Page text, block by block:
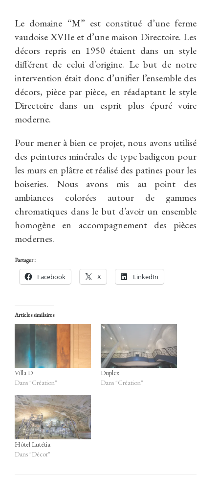
faire
Le domaine “M” est constitué d’une ferme
vaudoise XVIIe et d’une maison Directoire. Les
décors repris en 1950 étaient dans un style
différent de celui d’origine. Le but de notre
intervention était donc d’unifier l’ensemble des
décors, pièce par pièce, en réadaptant le style
Directoire dans un esprit plus épuré voire
moderne.
Pour mener à bien ce projet, nous avons utilisé
des peintures minérales de type badigeon pour
les murs en plâtre et réalisé des patines pour les
boiseries. Nous avons mis au point des
ambiances colorées autour de gammes
chromatiques dans le but d’avoir un ensemble
homogène en accompagnement des pièces
modernes.
Partager :
Facebook X LinkedIn
Articles similaires
Villa D
Dans "Création"
Duplex
Dans "Création"
Hôtel Lutétia
Dans "Décor"